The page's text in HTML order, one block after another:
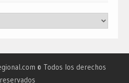
© Todos los derechos
reservados